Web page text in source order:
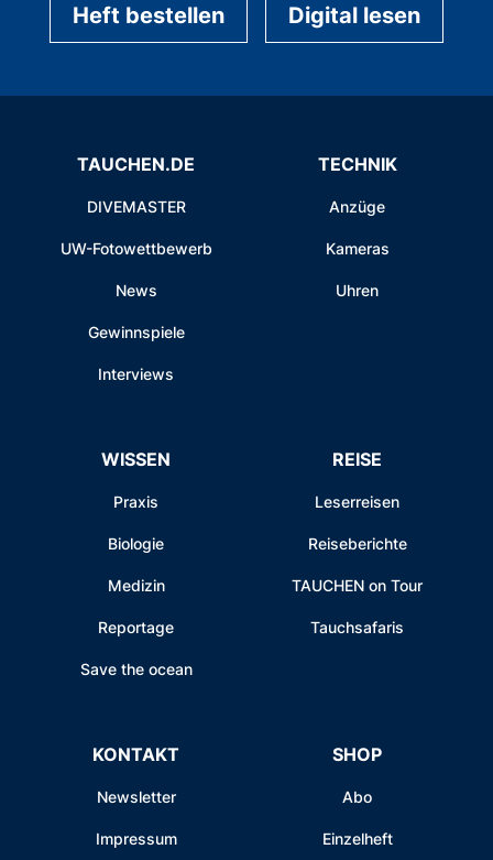
Heft bestellen Digital lesen
TAUCHEN.DE
DIVEMASTER
UW-Fotowettbewerb
News
Gewinnspiele
Interviews
TECHNIK
Anzüge
Kameras
Uhren
WISSEN
Praxis
Biologie
Medizin
Reportage
Save the ocean
REISE
Leserreisen
Reiseberichte
TAUCHEN on Tour
Tauchsafaris
KONTAKT
Newsletter
Impressum
SHOP
Abo
Einzelheft